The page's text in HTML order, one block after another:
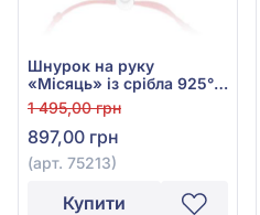
Шнурок на руку
«Місяць» із срібла 925°
без вставки з червоним
текстилем, арт. 75213
1 495,00 грн
897,00 грн
(арт. 75213)
Купити